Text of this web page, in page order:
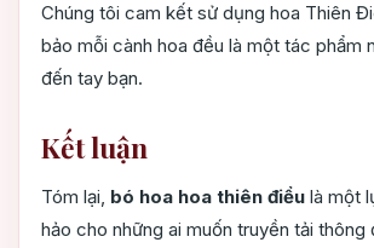
Chúng tôi cam kết sử dụng hoa Thiên
bảo mỗi cành hoa đều là một tác phẩm
đến tay bạn.
Kết luận
Tóm lại, bó hoa hoa thiên điểu là một
hảo cho những ai muốn truyền tải thông